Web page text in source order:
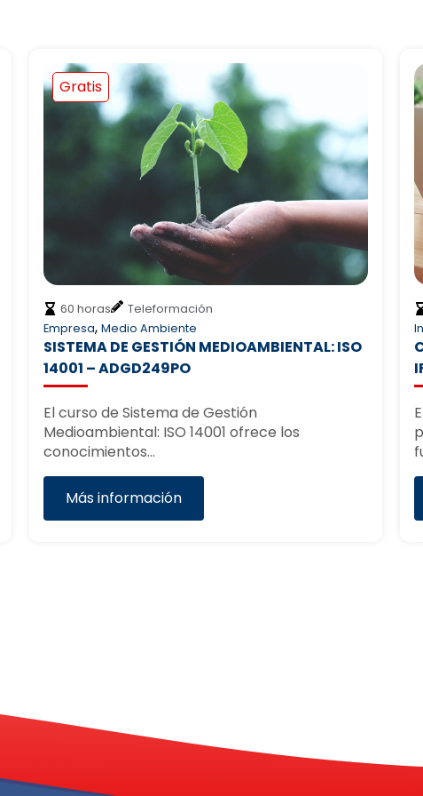
Gratis
60 horas
Presencial
Informática, Tecnología
COMPETENCIAS DIGITALES BÁSICAS –
IFCT45
El curso de Competencias Digitales Básicas
proporciona los conocimientos y habilidades
fundamentales…
Más información